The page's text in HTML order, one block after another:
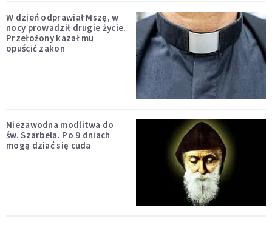
W dzień odprawiał Mszę, w
nocy prowadził drugie życie.
Przełożony kazał mu
opuścić zakon
Niezawodna modlitwa do
św. Szarbela. Po 9 dniach
mogą dziać się cuda